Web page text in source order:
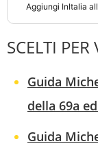
Aggiungi InItalia
SCELTI PER
Guida
della 69a
Guida